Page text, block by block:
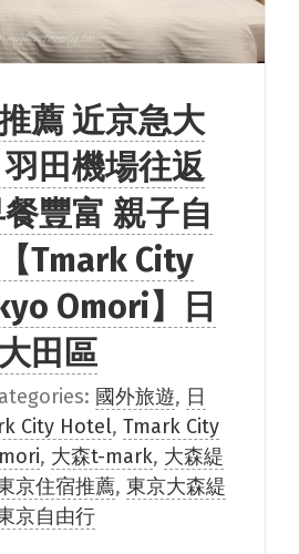
薦 近京急大
田機場往返
豐富 親子自
Tmark City
Omori】日
田區
國外旅遊, 日
City Hotel, Tmark City
, 大森t-mark, 大森緹
京住宿推薦, 東京大森緹
京自由行